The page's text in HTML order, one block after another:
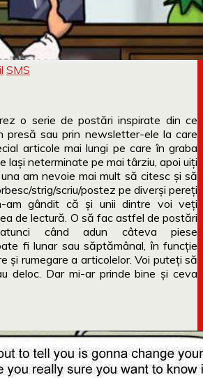
SMS
o serie de postări inspirate din ce
presă sau prin newsletter-ele la care
articole mai lungi pe care în graba
lași neterminate pe mai târziu, apoi uiți
am nevoie mai mult să citesc și să
strig/scriu/postez pe diverși pereți
am gândit că și unii dintre voi veți
de lectură. O să fac astfel de postări
atunci când adun câteva piese
fi lunar sau săptămânal, în funcție
și rumegare a articolelor. Voi puteți să
deloc. Dar mi-ar prinde bine și ceva